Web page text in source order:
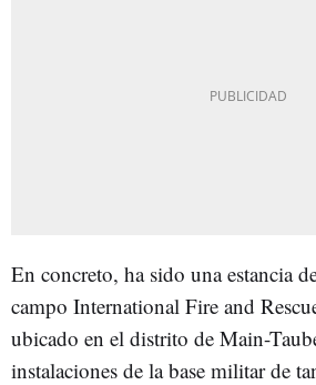
En concreto, ha sido una estancia
campo International Fire and
ubicado en el distrito de Main-
instalaciones de la base militar de